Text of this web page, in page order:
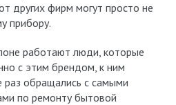
других фирм могут просто не
прибору.
работают люди, которые
с этим брендом, к ним
раз обращались с самыми
по ремонту бытовой